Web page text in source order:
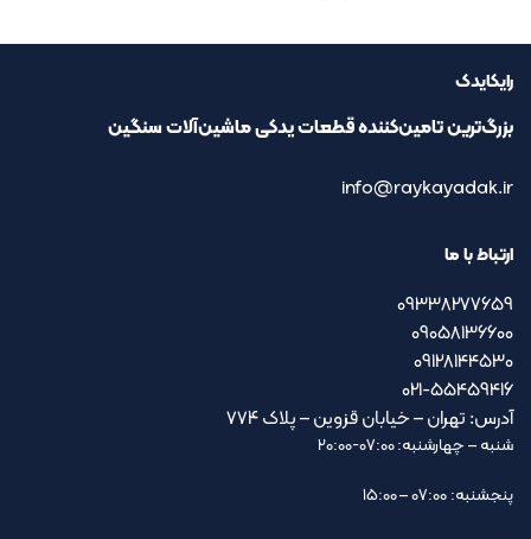
رایکایدک
بزرگ‌ترین تامین‌کننده قطعات یدکی ماشین‌آلات سنگین
info@raykayadak.ir
ارتباط با ما
09338277659
09058136600
09128144530
021-55459416
آدرس: تهران – خیابان قزوین – پلاک ۷۷۴
شنبه – چهارشنبه: 07:00-20:00
پنجشنبه: 07:00 – 15:00